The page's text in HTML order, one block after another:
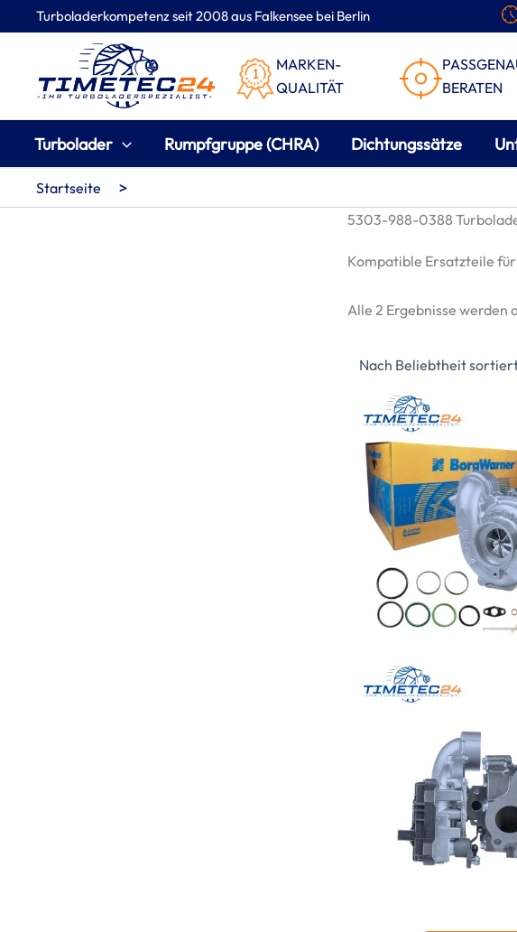
Turboladerkompetenz seit 2008 aus Falkensee bei Berlin
MARKEN-
QUALITÄT
BERATEN
Turbolader Rumpfgruppe (CHRA) Dichtungssätze
Inhalt
Startseite >
5303-988-0388
Kompatible Ersatzteile
Alle 2 Ergebnisse werden